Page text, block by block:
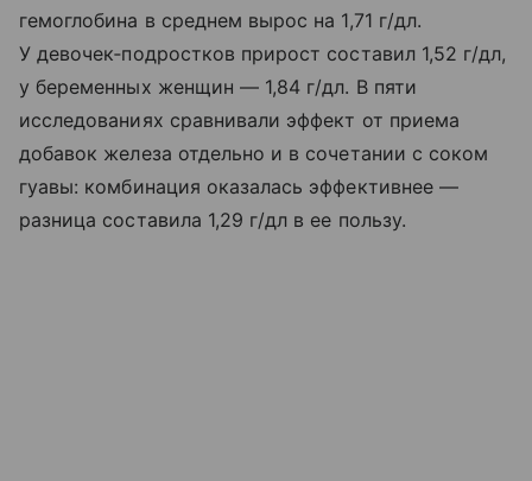
гемоглобина в среднем вырос на 1,71 г/дл.
У девочек‑подростков прирост составил 1,52 г/дл,
у беременных женщин — 1,84 г/дл. В пяти
исследованиях сравнивали эффект от приема
добавок железа отдельно и в сочетании с соком
гуавы: комбинация оказалась эффективнее —
разница составила 1,29 г/дл в ее пользу.